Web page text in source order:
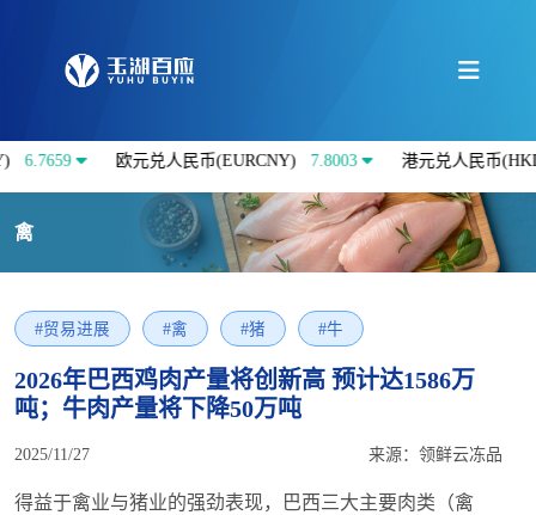
欧元兑人民币(EURCNY) 7.8003 港元兑人民币(HKDCNY)
禽
#贸易进展 #禽 #猪 #牛
2026年巴西鸡肉产量将创新高 预计达1586万
吨；牛肉产量将下降50万吨
2025/11/27 来源：领鲜云冻品
得益于禽业与猪业的强劲表现，巴西三大主要肉类（禽